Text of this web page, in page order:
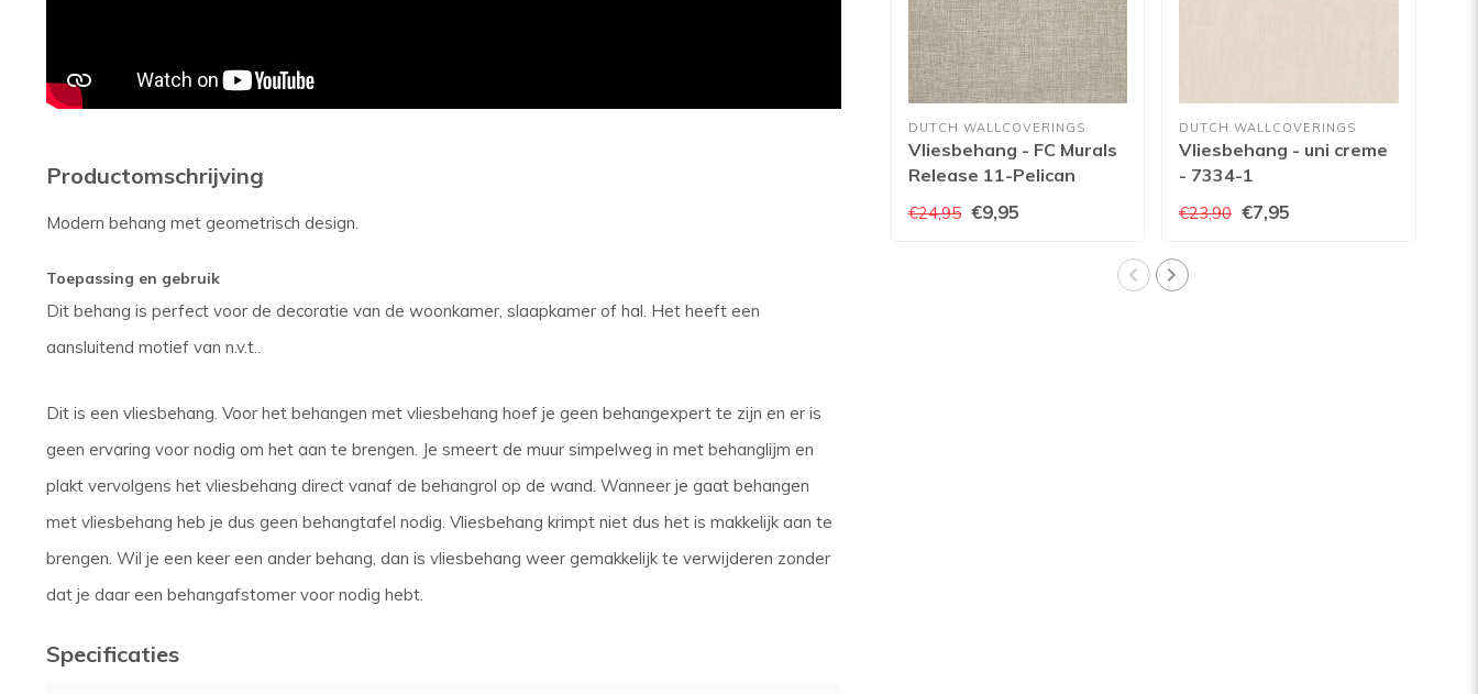
Productomschrijving
Modern behang met geometrisch design.
Toepassing en gebruik
Dit behang is perfect voor de decoratie van de woonkamer, slaapkamer of hal. Het heeft een
aansluitend motief van n.v.t..
Dit is een vliesbehang. Voor het behangen met vliesbehang hoef je geen behangexpert te zijn en er is
geen ervaring voor nodig om het aan te brengen. Je smeert de muur simpelweg in met behanglijm en
plakt vervolgens het vliesbehang direct vanaf de behangrol op de wand. Wanneer je gaat behangen
met vliesbehang heb je dus geen behangtafel nodig. Vliesbehang krimpt niet dus het is makkelijk aan te
brengen. Wil je een keer een ander behang, dan is vliesbehang weer gemakkelijk te verwijderen zonder
dat je daar een behangafstomer voor nodig hebt.
Specificaties
DUTCH WALLCOVERINGS
Vliesbehang - FC Murals
Release 11-Pelican
€24,95 €9,95
DUTCH WALLCOVERINGS
Vliesbehang - uni creme
- 7334-1
€23,90 €7,95